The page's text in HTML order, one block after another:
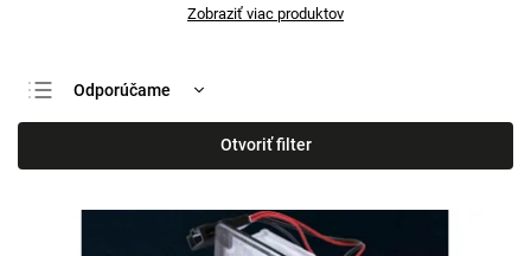
Zobraziť viac produktov
Odporúčame
Najlacnejšie
Najdrahšie
Otvoriť filter